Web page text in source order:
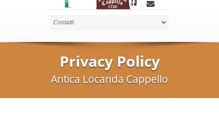
Privacy Policy
Antica Locanda Cappello